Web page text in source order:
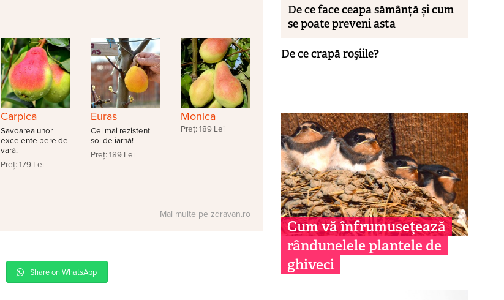
Carpica
Savoarea unor
excelente pere de
vară.
Preț: 179 Lei
Euras
Cel mai rezistent
soi de iarnă!
Preț: 189 Lei
Monica
Preț: 189 Lei
Mai multe pe zdravan.ro
Share on WhatsApp
De ce face ceapa sămânță și cum
se poate preveni asta
De ce crapă roşiile?
Cum vă înfrumuseţează
rândunelele plantele de
ghiveci